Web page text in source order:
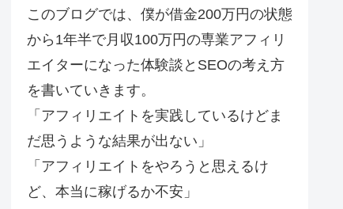
このブログでは、僕が借金200万円の状態
から1年半で月収100万円の専業アフィリ
エイターになった体験談とSEOの考え方
を書いていきます。
「アフィリエイトを実践しているけどま
だ思うような結果が出ない」
「アフィリエイトをやろうと思えるけ
ど、本当に稼げるか不安」